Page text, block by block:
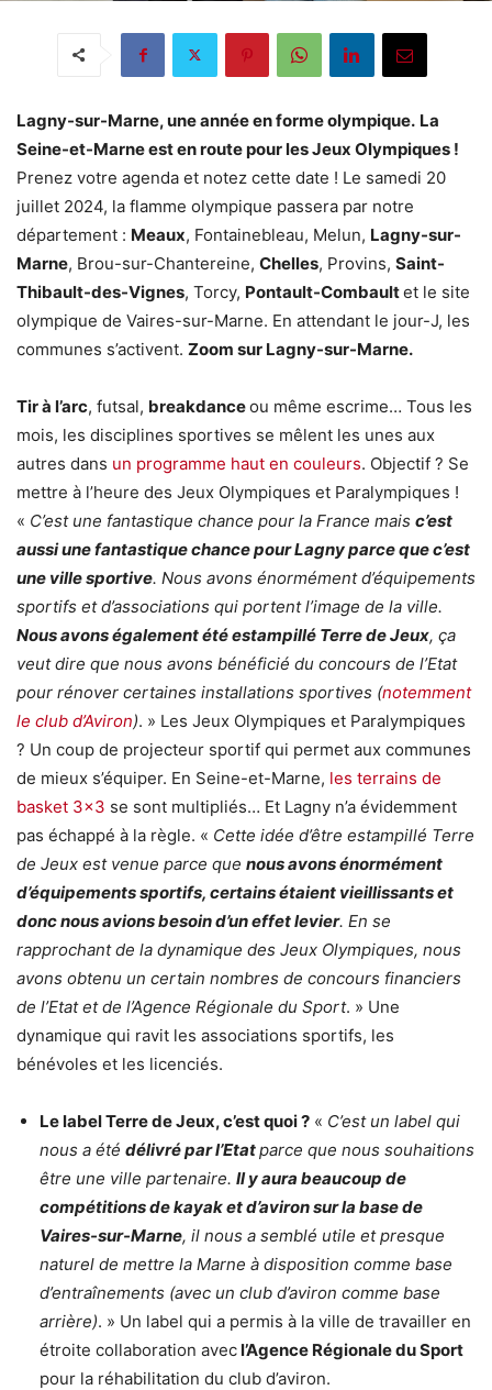
Lagny-sur-Marne, une année en forme olympique. La
Seine-et-Marne est en route pour les Jeux Olympiques !
Prenez votre agenda et notez cette date ! Le samedi 20
juillet 2024, la flamme olympique passera par notre
département : Meaux, Fontainebleau, Melun, Lagny-sur-
Marne, Brou-sur-Chantereine, Chelles, Provins, Saint-
Thibault-des-Vignes, Torcy, Pontault-Combaultet le site
olympique de Vaires-sur-Marne. En attendant le jour-J, les
communes s’activent. Zoom sur Lagny-sur-Marne.
Tir à l’arc, futsal, breakdanceou même escrime… Tous les
mois, les disciplines sportives se mêlent les unes aux
autres dans un programme haut en couleurs. Objectif ? Se
mettre à l’heure des Jeux Olympiques et Paralympiques !
« C’est une fantastique chance pour la France mais c’est
aussi une fantastique chance pour Lagny parce que c’est
une ville sportive. Nous avons énormément d’équipements
sportifs et d’associations qui portent l’image de la ville.
Nous avons également été estampillé Terre de Jeux, ça
veut dire que nous avons bénéficié du concours de l’Etat
pour rénover certaines installations sportives (notemment
le club d’Aviron). » Les Jeux Olympiques et Paralympiques
? Un coup de projecteur sportif qui permet aux communes
de mieux s’équiper. En Seine-et-Marne, les terrains de
basket 3×3 se sont multipliés… Et Lagny n’a évidemment
pas échappé à la règle. « Cette idée d’être estampillé Terre
de Jeux est venue parce que nous avons énormément
d’équipements sportifs, certains étaient vieillissants et
donc nous avions besoin d’un effet levier. En se
rapprochant de la dynamique des Jeux Olympiques, nous
avons obtenu un certain nombres de concours financiers
de l’Etat et de l’Agence Régionale du Sport. » Une
dynamique qui ravit les associations sportifs, les
bénévoles et les licenciés.
Le label Terre de Jeux, c’est quoi ? « C’est un label qui
nous a été délivré par l’Etatparce que nous souhaitions
être une ville partenaire. Il y aura beaucoup de
compétitions de kayak et d’aviron sur la base de
Vaires-sur-Marne, il nous a semblé utile et presque
naturel de mettre la Marne à disposition comme base
d’entraînements (avec un club d’aviron comme base
arrière). » Un label qui a permis à la ville de travailler en
étroite collaboration avecl’Agence Régionale du Sport
pour la réhabilitation du club d’aviron.